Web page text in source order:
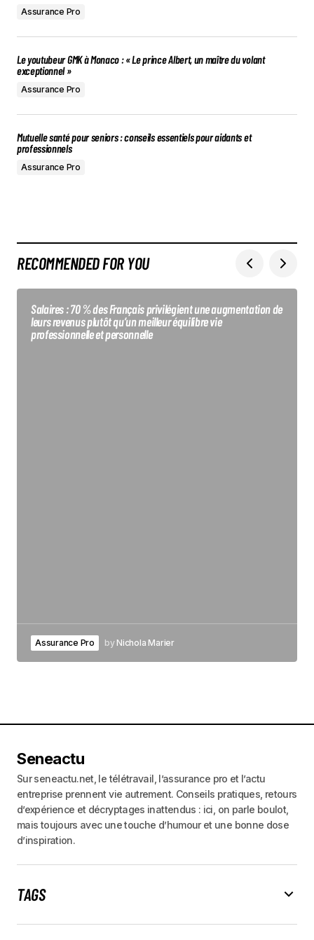
Assurance Pro
Le youtubeur GMK à Monaco : « Le prince Albert, un maître du volant
exceptionnel »
Assurance Pro
Mutuelle santé pour seniors : conseils essentiels pour aidants et
professionnels
Assurance Pro
RECOMMENDED FOR YOU
Salaires : 70 % des Français privilégient une augmentation de
leurs revenus plutôt qu’un meilleur équilibre vie
professionnelle et personnelle
Assurance Pro byNichola Marier
Seneactu
Sur seneactu.net, le télétravail, l’assurance pro et l’actu
entreprise prennent vie autrement. Conseils pratiques, retours
d’expérience et décryptages inattendus : ici, on parle boulot,
mais toujours avec une touche d’humour et une bonne dose
d’inspiration.
TAGS